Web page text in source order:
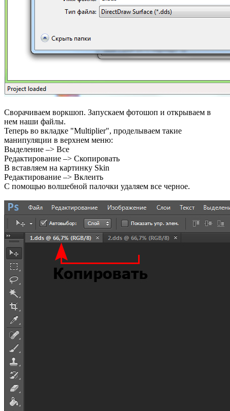
Сворачиваем воркшоп. Запускаем фотошоп и открываем в
нем наши файлы.
Теперь во вкладке "Multiplier", проделываем такие
манипуляции в верхнем меню:
Выделение –> Все
Редактирование –> Скопировать
B вставляем на картинку Skin
Редактирование –> Вклеить
С помощью волшебной палочки удаляем все черное.